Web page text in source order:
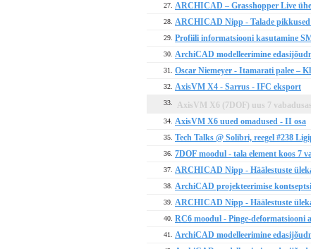
27. ARCHICAD – Grasshopper Live
28. ARCHICAD Nipp - Talade
29. Profiili informatsiooni kasutamine
30. ArchiCAD modelleerimine
31. Oscar Niemeyer - Itamarati palee –
32. AxisVM X4 - Sarrus - IFC eksport
33. AxisVM X6 (7DOF) uus 7
34. AxisVM X6 uued omadused - II osa
35. Tech Talks @ Solibri, reegel #238
36. 7DOF moodul - tala element koos 7
37. ARCHICAD Nipp - Häälestuste
38. ArchiCAD projekteerimise
39. ARCHICAD Nipp - Häälestuste
40. RC6 moodul - Pinge-deformatsiooni
41. ArchiCAD modelleerimine